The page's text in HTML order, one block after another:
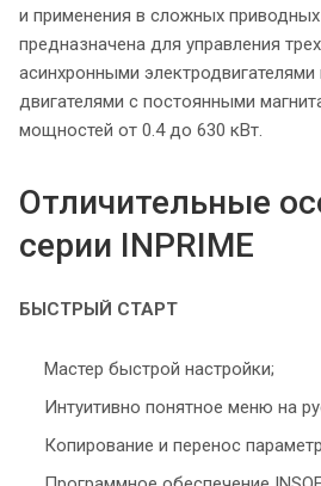
и применения в сложных
предназначена для управления
асинхронными
двигателями с постоянными
мощностей от 0.4 до 630 кВт.
Отличительные
серии INPRIME
БЫСТРЫЙ СТАРТ
Мастер быстрой настройки;
Интуитивно понятное меню на
Копирование и перенос